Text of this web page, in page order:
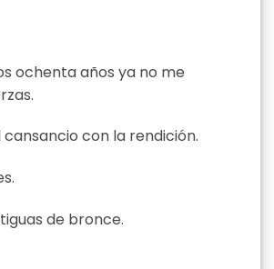
ochenta años ya no me
cansancio con la rendición.
de bronce.